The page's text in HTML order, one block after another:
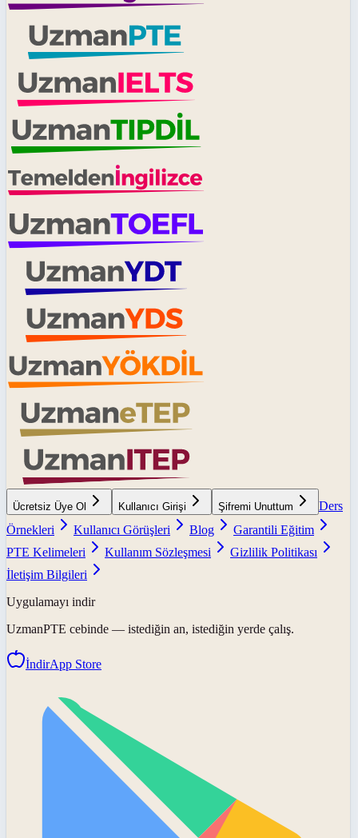
Ücretsiz Üye Ol Kullanıcı Girişi Şifremi Unuttum
Ders
Örnekleri
Kullanıcı Görüşleri Blog
Garantili Eğitim
PTE Kelimeleri
Kullanım Sözleşmesi
Gizlilik Politikası
İletişim Bilgileri
Uygulamayı indir
UzmanPTE cebinde — istediğin an, istediğin yerde çalış.
İndirApp Store